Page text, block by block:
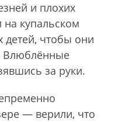
и плохих
купальском
детей, чтобы они
Влюблённые
за руки.
— верили, что